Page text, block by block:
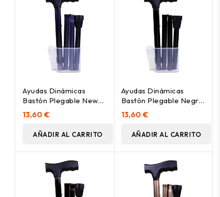
Ayudas Dinámicas
Bastón Plegable New
York Ad413/E, 1 Unidad
13,60 €
AÑADIR AL CARRITO
Ayudas Dinámicas
Bastón Plegable Negro
Ad413/A, 1 Unidad
13,60 €
AÑADIR AL CARRITO